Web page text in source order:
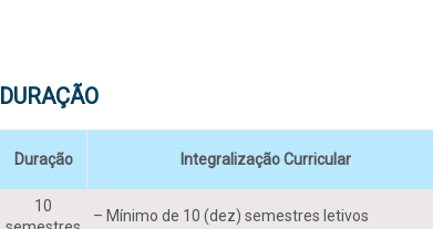
DURAÇÃO
Duração Integralização Curricular
10
– Mínimo de 10 (dez) semestres letivos